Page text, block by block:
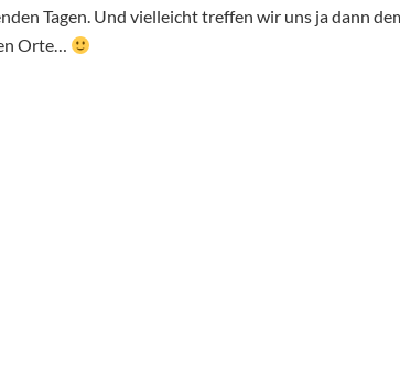
Tagen. Und vielleicht treffen wir uns ja dann
Orte…